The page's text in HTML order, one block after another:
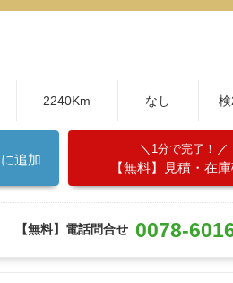
2240Km なし
追加
1分で完了！
【無料】見積・在
【無料】電話問合せ 0078-